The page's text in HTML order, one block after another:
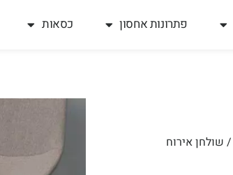
פתרונות אחסון כסאות
/ שולחן אירוח